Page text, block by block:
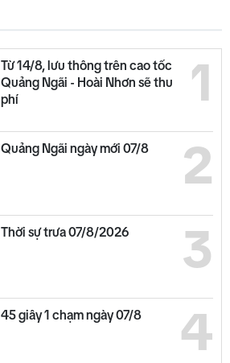
1
Từ 14/8, lưu thông trên cao tốc
Quảng Ngãi - Hoài Nhơn sẽ thu
phí
2
Quảng Ngãi ngày mới 07/8
3
Thời sự trưa 07/8/2026
4
45 giây 1 chạm ngày 07/8